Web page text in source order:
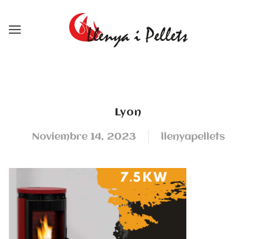
Skip to main content
Lyon
noviembre 14, 2023 llenyapellets